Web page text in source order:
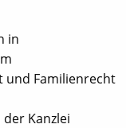
in
und Familienrecht
Kanzlei